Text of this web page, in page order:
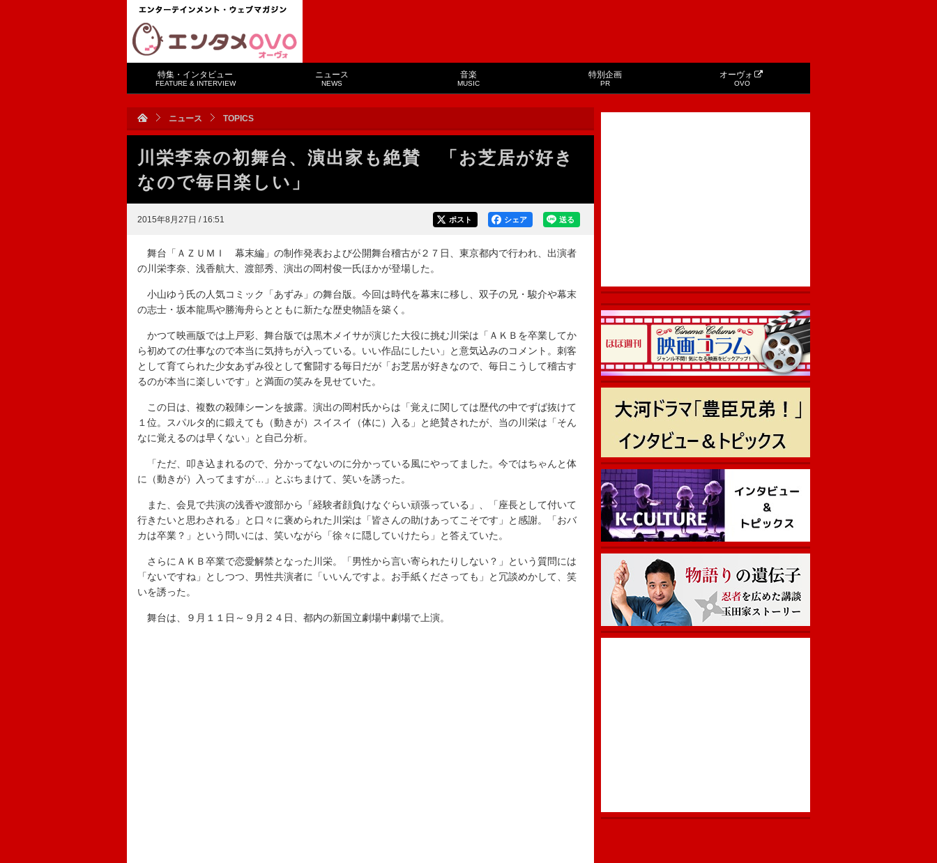
特集・インタビュー
FEATURE & INTERVIEW
ニュース
NEWS
音楽
MUSIC
特別企画
PR
オーヴォ
OVO
ニュース TOPICS
川栄李奈の初舞台、演出家も絶賛 「お芝居が好き
なので毎日楽しい」
2015年8月27日 / 16:51 送る
シェア
ポスト
舞台「ＡＺＵＭＩ 幕末編」の制作発表および公開舞台稽古が２７日、東京都内で行われ、出演者
の川栄李奈、浅香航大、渡部秀、演出の岡村俊一氏ほかが登場した。
小山ゆう氏の人気コミック「あずみ」の舞台版。今回は時代を幕末に移し、双子の兄・駿介や幕末
の志士・坂本龍馬や勝海舟らとともに新たな歴史物語を築く。
かつて映画版では上戸彩、舞台版では黒木メイサが演じた大役に挑む川栄は「ＡＫＢを卒業してか
ら初めての仕事なので本当に気持ちが入っている。いい作品にしたい」と意気込みのコメント。刺客
として育てられた少女あずみ役として奮闘する毎日だが「お芝居が好きなので、毎日こうして稽古す
るのが本当に楽しいです」と満面の笑みを見せていた。
この日は、複数の殺陣シーンを披露。演出の岡村氏からは「覚えに関しては歴代の中でずば抜けて
１位。スパルタ的に鍛えても（動きが）スイスイ（体に）入る」と絶賛されたが、当の川栄は「そん
なに覚えるのは早くない」と自己分析。
「ただ、叩き込まれるので、分かってないのに分かっている風にやってました。今ではちゃんと体
に（動きが）入ってますが…」とぶちまけて、笑いを誘った。
また、会見で共演の浅香や渡部から「経験者顔負けなぐらい頑張っている」、「座長として付いて
行きたいと思わされる」と口々に褒められた川栄は「皆さんの助けあってこそです」と感謝。「おバ
カは卒業？」という問いには、笑いながら「徐々に隠していけたら」と答えていた。
さらにＡＫＢ卒業で恋愛解禁となった川栄。「男性から言い寄られたりしない？」という質問には
「ないですね」としつつ、男性共演者に「いいんですよ。お手紙くださっても」と冗談めかして、笑
いを誘った。
舞台は、９月１１日～９月２４日、都内の新国立劇場中劇場で上演。